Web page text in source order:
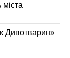
Дивотварин»